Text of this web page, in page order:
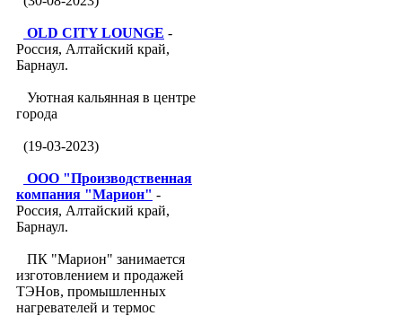
OLD CITY LOUNGE -
Россия, Алтайский край,
Барнаул.
Уютная кальянная в центре
города
(19-03-2023)
ООО "Производственная
компания "Марион" -
Россия, Алтайский край,
Барнаул.
ПК "Марион" занимается
изготовлением и продажей
ТЭНов, промышленных
нагревателей и термос